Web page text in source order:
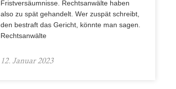
Fristversäumnisse. Rechtsanwälte haben
also zu spät gehandelt. Wer zuspät schreibt,
den bestraft das Gericht, könnte man sagen.
Rechtsanwälte
12. Januar 2023